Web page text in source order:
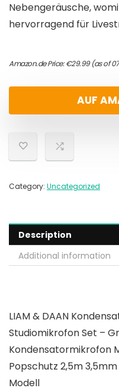
Nebengeräusche,
hervorragend für
Amazon.de Price:€29.99(as of
AUF
Category: Uncategorized
Description
Additional information
LIAM & DAAN
Studiomikrofon Set –
Kondensatormikrofon
Popschutz 2,5m 3,5mm
Modell